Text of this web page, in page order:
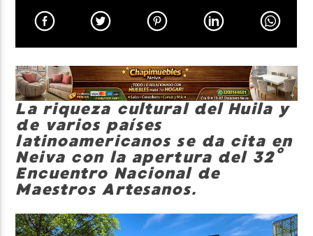
Neiva Estereo
La riqueza cultural del Huila y
de varios países
latinoamericanos se da cita en
Neiva con la apertura del 32°
Encuentro Nacional de
Maestros Artesanos.